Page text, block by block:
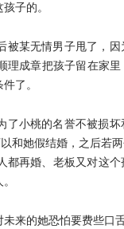
子的。
被某无情男子甩了，
理成章把孩子留在家
了。
了小桃的名誉不被损
和她假结婚，之后若
都再婚、老板又对这
来的她恐怕要费些口